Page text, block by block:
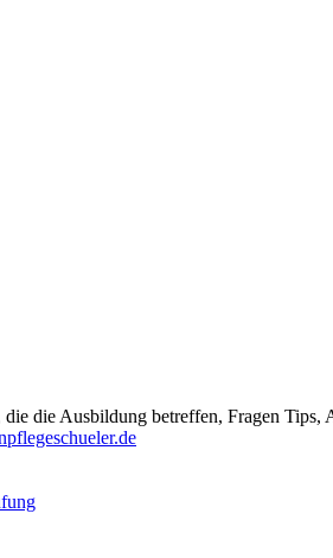
die Ausbildung betreffen, Fragen Tips,